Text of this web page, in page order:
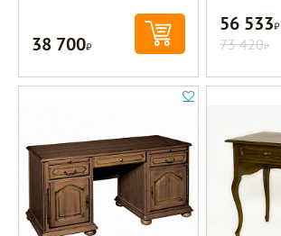
38 700Р
56 533Р
73 420Р